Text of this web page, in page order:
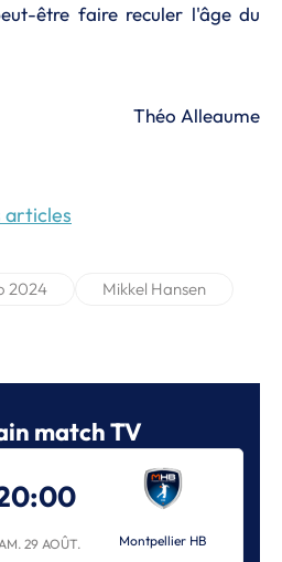
être faire reculer l'âge du
Théo Alleaume
articles
2024
Mikkel Hansen
match TV
29 AOÛT. Montpellier HB